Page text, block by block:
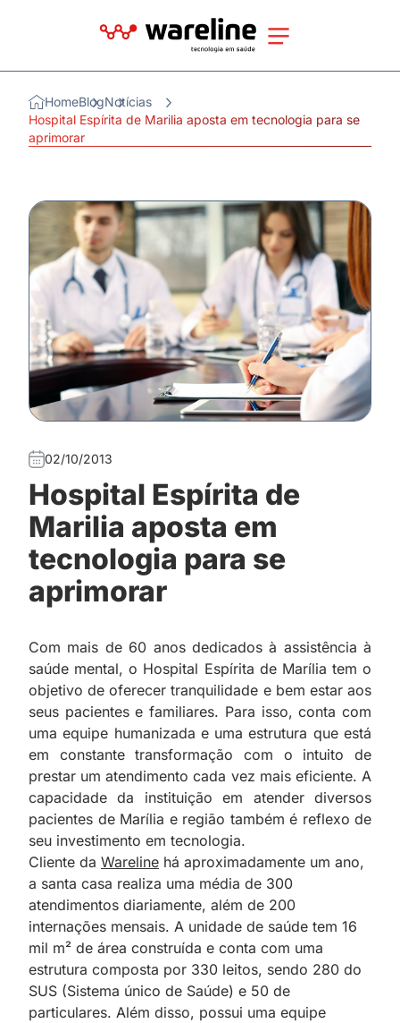
HomeBlogNotícias
Hospital Espírita de Marilia aposta em tecnologia para se
aprimorar
02/10/2013
Hospital Espírita de
Marilia aposta em
tecnologia para se
aprimorar
Com mais de 60 anos dedicados à assistência à
saúde mental, o Hospital Espírita de Marília tem o
objetivo de oferecer tranquilidade e bem estar aos
seus pacientes e familiares. Para isso, conta com
uma equipe humanizada e uma estrutura que está
em constante transformação com o intuito de
prestar um atendimento cada vez mais eficiente. A
capacidade da instituição em atender diversos
pacientes de Marília e região também é reflexo de
seu investimento em tecnologia.
Cliente da Wareline há aproximadamente um ano,
a santa casa realiza uma média de 300
atendimentos diariamente, além de 200
internações mensais. A unidade de saúde tem 16
mil m² de área construída e conta com uma
estrutura composta por 330 leitos, sendo 280 do
SUS (Sistema único de Saúde) e 50 de
particulares. Além disso, possui uma equipe